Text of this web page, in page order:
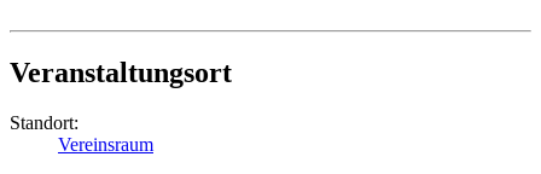
Veranstaltungsort
Standort:
Vereinsraum